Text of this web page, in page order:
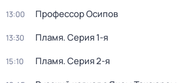
13:00 Профессор Осипов
13:30 Пламя. Серия 1-я
15:10 Пламя. Серия 2-я